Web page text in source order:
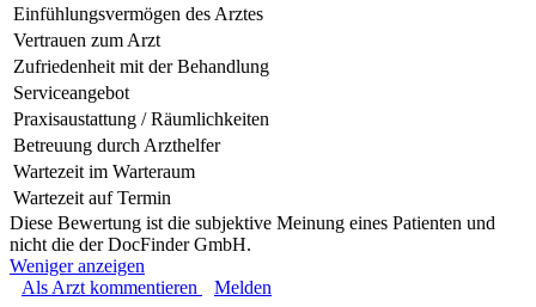
Einfühlungsvermögen des Arztes
Vertrauen zum Arzt
Zufriedenheit mit der Behandlung
Serviceangebot
Praxisaustattung / Räumlichkeiten
Betreuung durch Arzthelfer
Wartezeit im Warteraum
Wartezeit auf Termin
Diese Bewertung ist die subjektive Meinung eines Patienten und
nicht die der DocFinder GmbH.
Weniger anzeigen
Als Arzt kommentieren
Melden